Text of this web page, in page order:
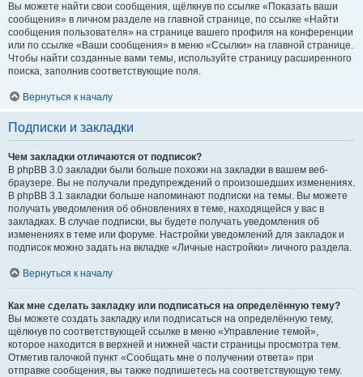
Вы можете найти свои сообщения, щёлкнув по ссылке «Показать ваши
сообщения» в личном разделе на главной странице, по ссылке «Найти
сообщения пользователя» на странице вашего профиля на конференции
или по ссылке «Ваши сообщения» в меню «Ссылки» на главной странице.
Чтобы найти созданные вами темы, используйте страницу расширенного
поиска, заполнив соответствующие поля.
Вернуться к началу
Подписки и закладки
Чем закладки отличаются от подписок?
В phpBB 3.0 закладки были больше похожи на закладки в вашем веб-
браузере. Вы не получали предупреждений о произошедших изменениях.
В phpBB 3.1 закладки больше напоминают подписки на темы. Вы можете
получать уведомления об обновлениях в теме, находящейся у вас в
закладках. В случае подписки, вы будете получать уведомления об
изменениях в теме или форуме. Настройки уведомлений для закладок и
подписок можно задать на вкладке «Личные настройки» личного раздела.
Вернуться к началу
Как мне сделать закладку или подписаться на определённую тему?
Вы можете создать закладку или подписаться на определённую тему,
щёлкнув по соответствующей ссылке в меню «Управление темой»,
которое находится в верхней и нижней части страницы просмотра тем.
Отметив галочкой пункт «Сообщать мне о получении ответа» при
отправке сообщения, вы также подпишетесь на соответствующую тему.